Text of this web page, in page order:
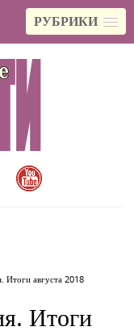
РУБРИКИ
Итоги августа 2018
Итоги